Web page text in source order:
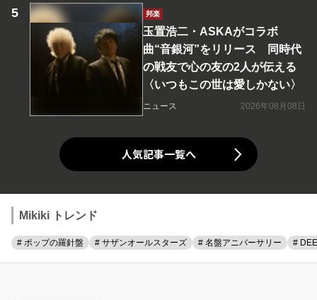
邦楽
玉置浩二・ASKAがコラボ
曲“音銀河”をリリース 同時代
の戦友で心の友の2人が伝える
〈いつもこの世は愛しかない〉
ニュース 2026年08月08日
人気記事一覧へ
Mikiki トレンド
# ポップの羅針盤 # サザンオールスターズ # 名盤アニバーサリー #